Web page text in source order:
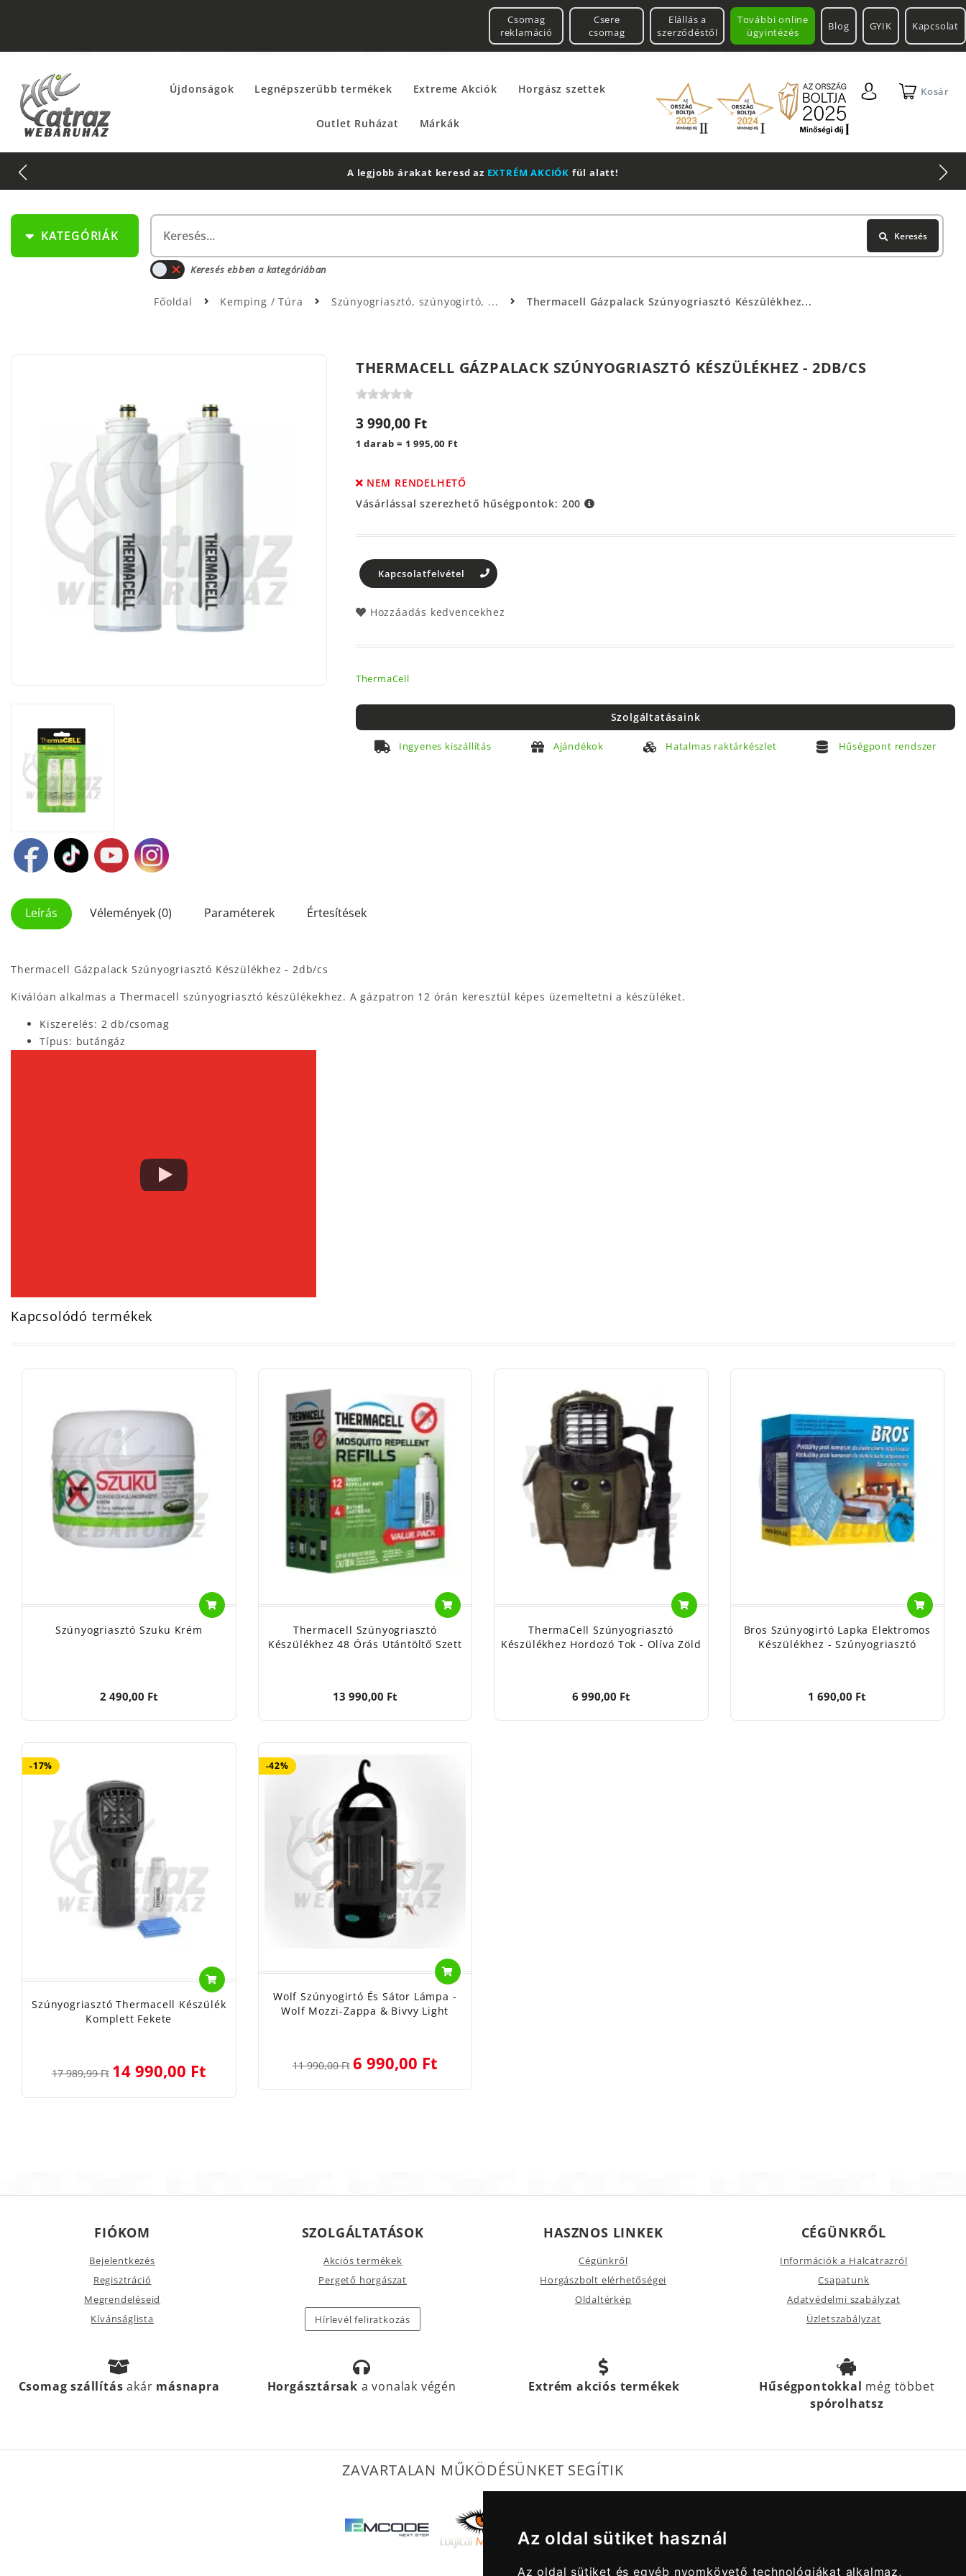
Az oldal sütiket használ
Az oldal sütiket és egyéb nyomkövető technológiákat alkalmaz,
További online
ügyintézés
Csomag
reklamáció
Csere
csomag
Elállás a
szerződéstől
Blog GYIK Kapcsolat
Újdonságok Legnépszerűbb termékek Extreme Akciók Horgász szettek
Outlet Ruházat Márkák
Kosár
A legjobb árakat keresd az EXTRÉM AKCIÓK fül alatt!
KATEGÓRIÁK Keresés
Keresés ebben a kategóriában
Főoldal Kemping / Túra Szúnyogriasztó, szúnyogirtó, ... Thermacell Gázpalack Szúnyogriasztó Készülékhez...
THERMACELL GÁZPALACK SZÚNYOGRIASZTÓ KÉSZÜLÉKHEZ - 2DB/CS
3 990,00 Ft
1 darab = 1 995,00 Ft
NEM RENDELHETŐ
Vásárlással szerezhető hűségpontok: 200
Kapcsolatfelvétel
Hozzáadás kedvencekhez
ThermaCell
Szolgáltatásaink
Ingyenes kiszállítás Ajándékok Hatalmas raktárkészlet Hűségpont rendszer
Leírás Vélemények (0) Paraméterek Értesítések
Thermacell Gázpalack Szúnyogriasztó Készülékhez - 2db/cs
Kiválóan alkalmas a Thermacell szúnyogriasztó készülékekhez. A gázpatron 12 órán keresztül képes üzemeltetni a készüléket.
Kiszerelés: 2 db/csomag
Típus: butángáz
Kapcsolódó termékek
Szúnyogriasztó Szuku Krém
2 490,00 Ft
Thermacell Szúnyogriasztó
Készülékhez 48 Órás Utántöltő Szett
13 990,00 Ft
ThermaCell Szúnyogriasztó
Készülékhez Hordozó Tok - Olíva Zöld
6 990,00 Ft
Bros Szúnyogirtó Lapka Elektromos
Készülékhez - Szúnyogriasztó
1 690,00 Ft
-17%
Szúnyogriasztó Thermacell Készülék
Komplett Fekete
17 989,99 Ft 14 990,00 Ft
-42%
Wolf Szúnyogirtó És Sátor Lámpa -
Wolf Mozzi-Zappa & Bivvy Light
11 990,00 Ft 6 990,00 Ft
FIÓKOM
Bejelentkezés
Regisztráció
Megrendeléseid
Kívánságlista
SZOLGÁLTATÁSOK
Akciós termékek
Pergető horgászat
Hírlevél feliratkozás
HASZNOS LINKEK
Cégünkről
Horgászbolt elérhetőségei
Oldaltérkép
CÉGÜNKRŐL
Információk a Halcatrazról
Csapatunk
Adatvédelmi szabályzat
Üzletszabályzat
Csomag szállításakár másnapra Horgásztársak a vonalak végén Extrém akciós termékek Hűségpontokkal még többet
spórolhatsz
ZAVARTALAN MŰKÖDÉSÜNKET SEGÍTIK